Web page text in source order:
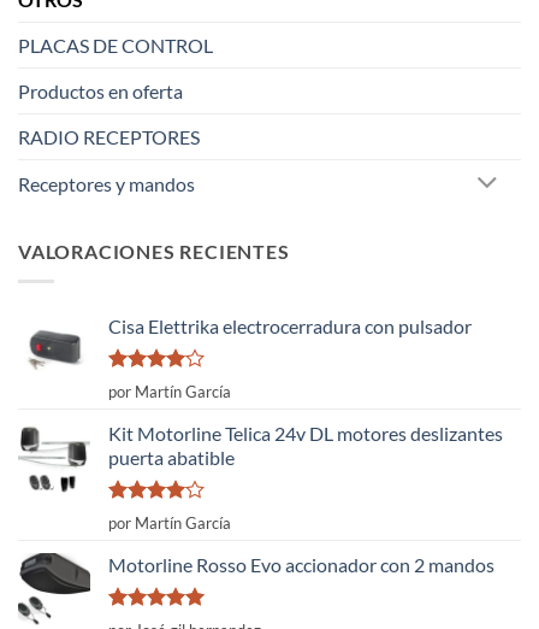
PLACAS DE CONTROL
Productos en oferta
RADIO RECEPTORES
Receptores y mandos
VALORACIONES RECIENTES
Cisa Elettrika electrocerradura con pulsador
Valorado
con
5
por Martín García
Kit Motorline Telica 24v DL motores deslizantes
puerta abatible
Valorado
con
5
por Martín García
Motorline Rosso Evo accionador con 2 mandos
Valorado